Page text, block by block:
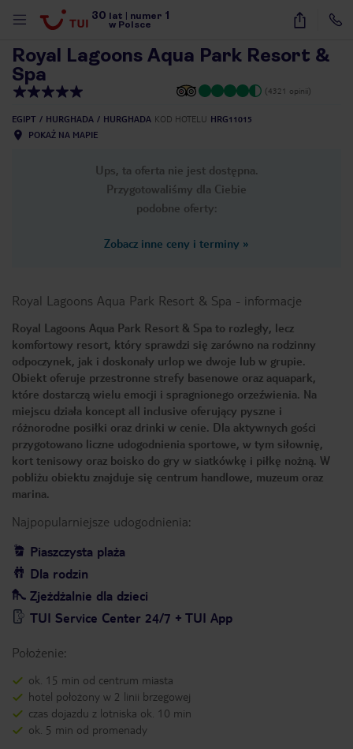
30 lat numer 1
w Polsce
26
Royal Lagoons Aqua Park Resort &
Spa
(4321 opinii)
EGIPT HURGHADA HURGHADA KOD HOTELU HRG11015
POKAŻ NA MAPIE
Ups, ta oferta nie jest dostępna.
Przygotowaliśmy dla Ciebie
podobne oferty:
Zobacz inne ceny i terminy »
Royal Lagoons Aqua Park Resort & Spa - informacje
Royal Lagoons Aqua Park Resort & Spa to rozległy, lecz
komfortowy resort, który sprawdzi się zarówno na rodzinny
odpoczynek, jak i doskonały urlop we dwoje lub w grupie.
Obiekt oferuje przestronne strefy basenowe oraz aquapark,
które dostarczą wielu emocji i spragnionego orzeźwienia. Na
miejscu działa koncept all inclusive oferujący pyszne i
różnorodne posiłki oraz drinki w cenie. Dla aktywnych gości
przygotowano liczne udogodnienia sportowe, w tym siłownię,
kort tenisowy oraz boisko do gry w siatkówkę i piłkę nożną. W
pobliżu obiektu znajduje się centrum handlowe, muzeum oraz
marina.
Najpopularniejsze udogodnienia:
Piaszczysta plaża
Dla rodzin
Zjeżdżalnie dla dzieci
TUI Service Center 24/7 + TUI App
Położenie:
ok. 15 min od centrum miasta
hotel położony w 2 linii brzegowej
czas dojazdu z lotniska ok. 10 min
ok. 5 min od promenady